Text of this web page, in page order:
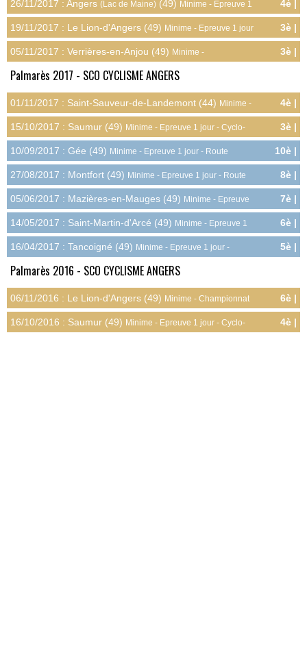
26/11/2017 : Angers (Lac de Maine) (49) Minime - Epreuve 1
jour - Cyclo-cross
4è |
7.0pts
19/11/2017 : Le Lion-d'Angers (49) Minime - Epreuve 1 jour
- Cyclo-cross
3è |
8.0pts
05/11/2017 : Verrières-en-Anjou (49) Minime -
3è |
12.0pts
Palmarès 2017 - SCO CYCLISME ANGERS
01/11/2017 : Saint-Sauveur-de-Landemont (44) Minime -
Epreuve 1 jour - Cyclo-cross
4è |
7.0pts
15/10/2017 : Saumur (49) Minime - Epreuve 1 jour - Cyclo-
cross
3è |
8.0pts
10/09/2017 : Gée (49) Minime - Epreuve 1 jour - Route
10è |
1.0pts
27/08/2017 : Montfort (49) Minime - Epreuve 1 jour - Route
8è |
3.0pts
05/06/2017 : Mazières-en-Mauges (49) Minime - Epreuve
1 jour - Route
7è |
4.0pts
14/05/2017 : Saint-Martin-d'Arcé (49) Minime - Epreuve 1
jour - Route
6è |
5.0pts
16/04/2017 : Tancoigné (49) Minime - Epreuve 1 jour -
5è |
6.0pts
Palmarès 2016 - SCO CYCLISME ANGERS
06/11/2016 : Le Lion-d'Angers (49) Minime - Championnat
Départemental - Cyclo-cross
6è |
7.5pts
16/10/2016 : Saumur (49) Minime - Epreuve 1 jour - Cyclo-
4è |
7.0pts